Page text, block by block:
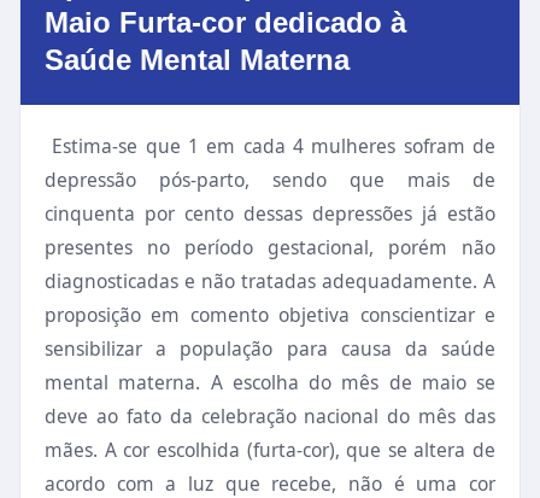
Maio Furta-cor dedicado à
Saúde Mental Materna
Estima-se que 1 em cada 4 mulheres sofram de
depressão pós-parto, sendo que mais de
cinquenta por cento dessas depressões já estão
presentes no período gestacional, porém não
diagnosticadas e não tratadas adequadamente. A
proposição em comento objetiva conscientizar e
sensibilizar a população para causa da saúde
mental materna. A escolha do mês de maio se
deve ao fato da celebração nacional do mês das
mães. A cor escolhida (furta-cor), que se altera de
acordo com a luz que recebe, não é uma cor